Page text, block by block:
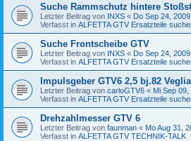
Suche Rammschutz hintere
Letzter Beitrag von INXS « Do Sep 24,
Verfasst in ALFETTA GTV Ersatzteile
Suche Frontscheibe GTV
Letzter Beitrag von INXS « Do Sep 24,
Verfasst in ALFETTA GTV Ersatzteile
Impulsgeber GTV6 2,5 bj.82
Letzter Beitrag von carloGTV6 « Mi Sep
Verfasst in ALFETTA GTV Ersatzteile
Drehzahlmesser GTV 6
Letzter Beitrag von faunman « Mo Aug 31,
Verfasst in ALFETTA GTV TECHNIK-TALK